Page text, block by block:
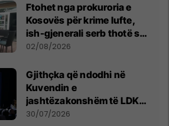
Ftohet nga prokuroria e
Kosovës për krime lufte,
ish-gjenerali serb thotë se
dikush e tradhtoi në
02/08/2026
Gjithçka që ndodhi në
Kuvendin e
jashtëzakonshëm të LDK-
së
30/07/2026